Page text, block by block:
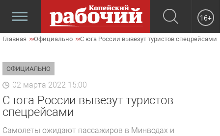
16+
Главная Официально С юга России вывезут туристов спецрейсами
ОФИЦИАЛЬНО
02 марта 2022 15:00
С юга России вывезут туристов
спецрейсами
Самолеты ожидают пассажиров в Минводах и